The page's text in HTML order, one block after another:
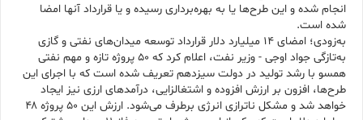
انجام شده و این طرح‌ها یا به بهره‌برداری رسیده و یا قرارداد آنها امضا
شده است.
به‌زودی؛ امضای ۱۴ میلیارد دلار قرارداد توسعه میدان‌های نفتی و گازی
به‌تازگی جواد اوجی - وزیر نفت، اعلام کرد که ۵۰ پروژه تازه و مهم نفتی
همسو با رشد تولید در دولت سیزدهم تعریف شده است که با اجرای این
طرح‌ها، افزون بر ارزش افزوده و اشتغالزایی، درآمدهای ارزی نیز ایجاد
خواهد شد و مشکل ناترازی انرژی برطرف می‌شود. ارزش این ۵۰ پروژه ۴۸